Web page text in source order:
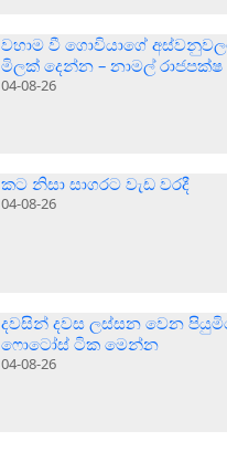
වහාම වී ගොවියාගේ
මිලක් දෙන්න – නාමල් රාජපක්ෂ
04-08-26
කට නිසා සාගරට වැඩ වරදී
04-08-26
දවසින් දවස ලස්සන වෙන
ෆොටෝස් ටික මෙන්න
04-08-26